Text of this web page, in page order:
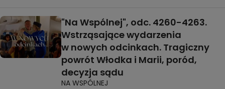
"Na Wspólnej", odc. 4260-4263.
Wstrząsające wydarzenia
w nowych odcinkach. Tragiczny
powrót Włodka i Marii, poród,
decyzja sądu
NA WSPÓLNEJ